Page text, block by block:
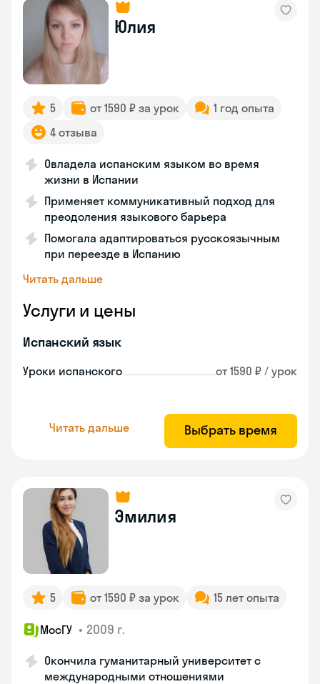
Юлия
5 от 1590 ₽ за урок
1 год опыта
4 отзыва
Овладела испанским языком во время
жизни в Испании
Применяет коммуникативный подход для
преодоления языкового барьера
Помогала адаптироваться русскоязычным
при переезде в Испанию
Читать дальше
Услуги и цены
Испанский язык
Уроки испанского от 1590 ₽ / урок
Читать дальше Выбрать время
Эмилия
5 от 1590 ₽ за урок 15 лет опыта
МосГУ • 2009 г.
Окончила гуманитарный университет с
международными отношениями